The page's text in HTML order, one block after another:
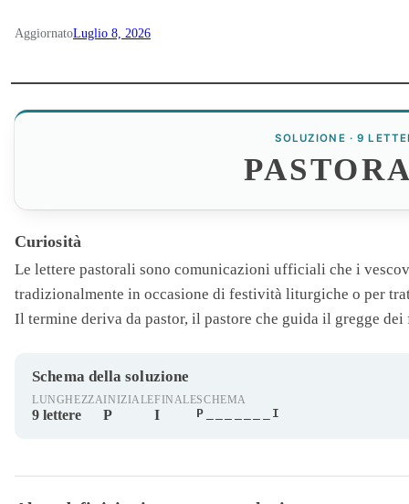
AggiornatoLuglio 8, 2026
SOLUZIONE · 9
Curiosità
Le lettere pastorali sono comunicazioni ufficiali che i
tradizionalmente in occasione di festività liturgiche o per
Il termine deriva da pastor, il pastore che guida il gregge dei
Schema della soluzione
LUNGHEZZA
9 lettere
INIZIALE
P
FINALE
I
SCHEMA
P_______I